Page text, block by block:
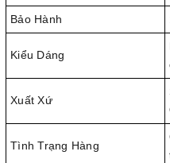
Bảo Hành
Kiểu Dáng
Xuất Xứ
Tình Trạng Hàng